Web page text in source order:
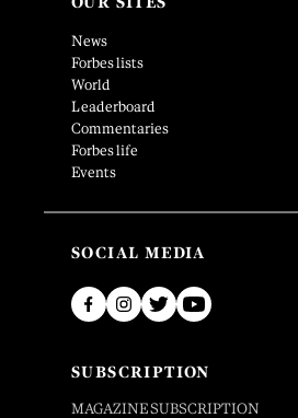
News
Forbes lists
World
Leaderboard
Commentaries
Forbes life
Events
SOCIAL MEDIA
SUBSCRIPTION
MAGAZINE SUBSCRIPTION